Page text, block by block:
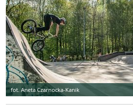
fot. Aneta Czarnocka-Kanik